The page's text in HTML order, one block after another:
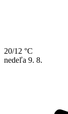
20/12 °C
nedeľa 9. 8.